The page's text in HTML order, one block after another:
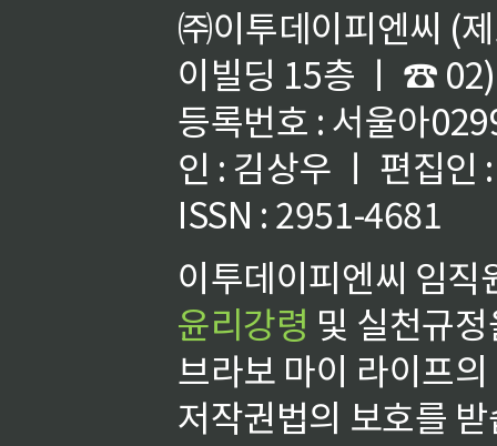
㈜이투데이피엔씨 (
이빌딩 15층 ㅣ ☎
등록번호 : 서울아
인 : 김상우 ㅣ 편집인
ISSN : 2951-4681
이투데이피엔씨 임
윤리강령 및 실천규
브라보 마이 라이프
저작권법의 보호를